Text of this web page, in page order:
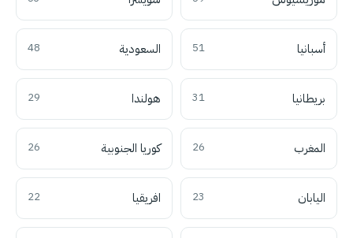
أسبانيا 51 السعودية 48
بريطانيا 31 هولندا 29
المغرب 26 كوريا الجنوبية 26
اليابان 23 افريقيا 22